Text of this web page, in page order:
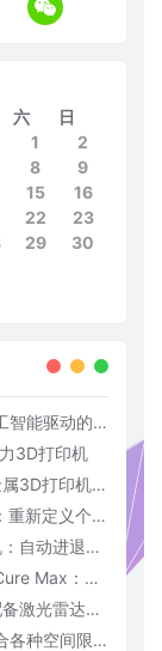
六
日
1
2
8
9
15
16
22
23
29
30
命 倒立打印600mm/s
3D打印机
体积小性能强大
义个人智造
照建模 3D玩家兴趣首选
固化二合一设备
彩色3D打印机
合1便携式数控机床